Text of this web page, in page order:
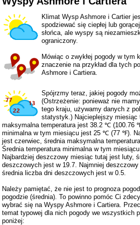
Klimat Wysp Ashmore i Cartier
spodziewać się ciepłej lub
słońca, ale wyspy są
ograniczony.
Mówiąc o zwykłej pogody w tym
znaczenie na przykład dla tych
Ashmore i Cartiera.
Spójrzmy teraz, jakiej pogody
(Ostrzeżenie: ponieważ nie
tego kraju, używamy danych z
statystyk.) Najcieplejszy miesiąc
maksymalna temperatura jest 38.2 ℃ (100.76
minimalna w tym miesiącu jest 25 ℃ (77 ℉).
jest czerwiec, średnia maksymalna
Średnia temperatura minimalna w tym
Najbardziej deszczowy miesiąc tutaj jest luty,
deszczowych jest w 19.7. Najmniej
średnia liczba dni deszczowych jest w 0.5.
Należy pamiętać, że nie jest to prognoza
pogodzie (średnia). To powinno pomóc Ci
wybrać się na Wyspy Ashmore i Cartiera.
temat typowej dla nich pogody we wszystkich
poniżej: